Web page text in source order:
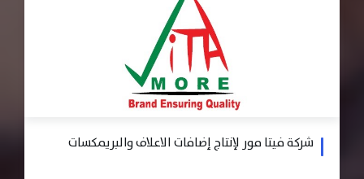
شركة فيتا مور لإنتاج إضافات الاعلاف والبريمكسات